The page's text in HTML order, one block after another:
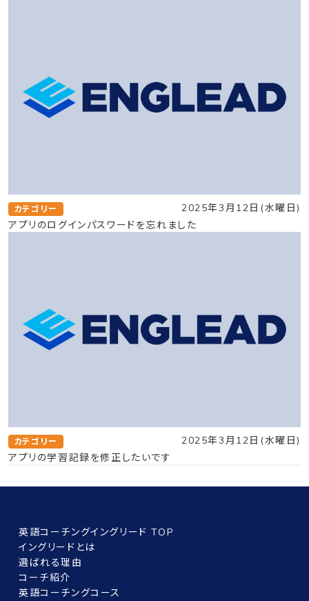
カテゴリー
2025年3月12日(水曜日)
アプリのログインパスワードを忘れました
カテゴリー
2025年3月12日(水曜日)
アプリの学習記録を修正したいです
英語コーチングイングリード TOP
イングリードとは
選ばれる理由
コーチ紹介
英語コーチングコース